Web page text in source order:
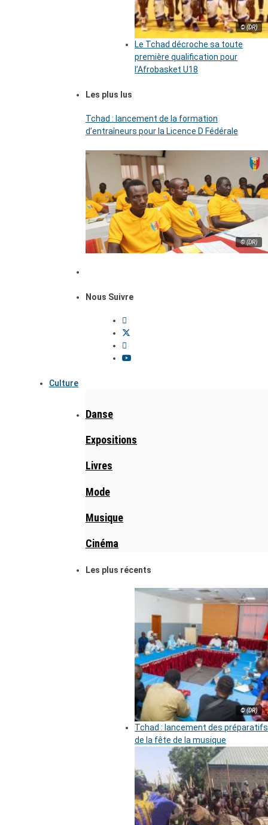
© (DR)
Le Tchad décroche sa toute
première qualification pour
l’Afrobasket U18
Les plus lus
Tchad : lancement de la formation
d’entraîneurs pour la Licence D Fédérale
© (DR)
Nous Suivre
Culture
Danse
Expositions
Livres
Mode
Musique
Cinéma
Les plus récents
© (DR)
Tchad : lancement des préparatifs
de la fête de la musique